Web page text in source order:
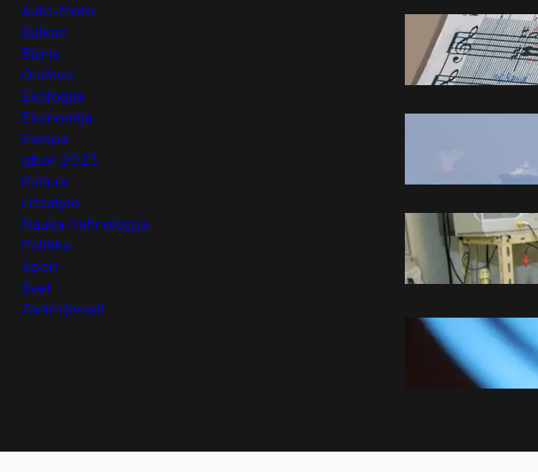
Auto-Moto
Balkan
Biznis
Društvo
Ekologija
Ekonomija
Evropa
Izbori 2023
Kultura
Lifestyle
Nauka i tehnologija
Politika
Sport
Svet
Zanimljivosti